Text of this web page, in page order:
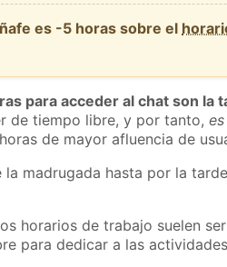
es -5 horas sobre el
para acceder al chat son la
de tiempo libre, y por tanto,
de mayor afluencia de
madrugada hasta por la
horarios de trabajo suelen
para dedicar a las